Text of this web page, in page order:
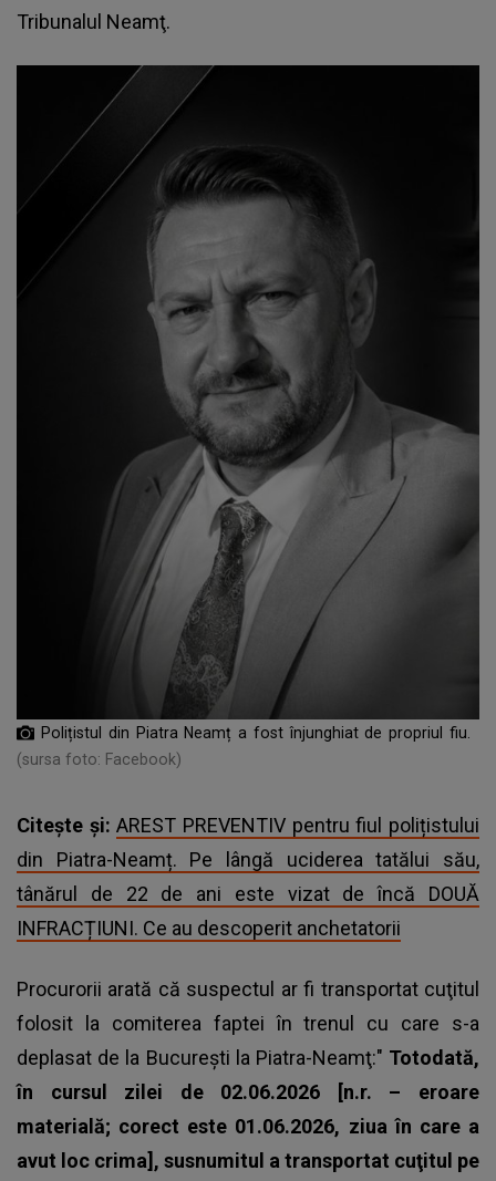
Tribunalul Neamţ.
Polițistul din Piatra Neamț a fost înjunghiat de propriul fiu.
(sursa foto: Facebook)
Citește și:AREST PREVENTIV pentru fiul polițistului
din Piatra-Neamț. Pe lângă uciderea tatălui său,
tânărul de 22 de ani este vizat de încă DOUĂ
INFRACȚIUNI. Ce au descoperit anchetatorii
Procurorii arată că suspectul ar fi transportat cuţitul
folosit la comiterea faptei în trenul
cu care s-a
deplasat de la Bucureşti la Piatra-Neamţ:" Totodată,
în cursul zilei de 02.06.2026 [n.r. – eroare
materială; corect este 01.06.2026, ziua în care a
avut loc crima], susnumitul a transportat cuţitul pe